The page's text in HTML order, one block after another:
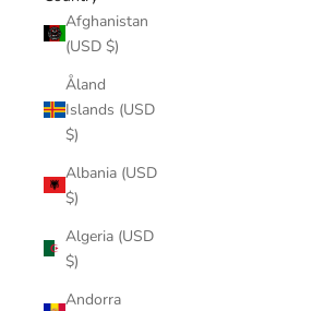
Afghanistan
(USD $)
Åland
Islands (USD
$)
Albania (USD
$)
Algeria (USD
$)
Andorra